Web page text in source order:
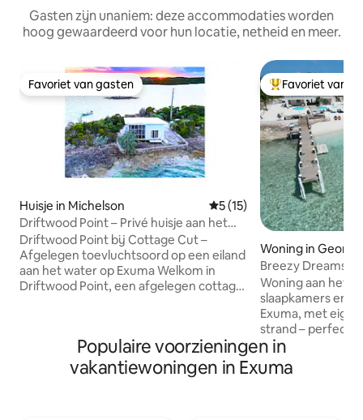
Gasten zijn unaniem: deze accommodaties worden
hoog gewaardeerd voor hun locatie, netheid en meer.
Favoriet van gasten
Favoriet van gasten
Huisje in Michelson Gemiddelde beoordeling
5 (15)
Driftwood Point – Privé huisje aan het
water, Exuma
Driftwood Point bij Cottage Cut –
Afgelegen toevluchtsoord op een eiland
aan het water op Exuma Welkom in
Driftwood Point, een afgelegen cottage
eiland is de perfecte plek voor koppels
of kleine gezinnen die op zoek zijn naar
een rustig toevluchtsoord. Geniet van
Topfavoriet van
Favoriet van
Woning in
Breezy Dreams,
en dok
Woning aan het
slaapkamers en
Exuma, met
strand – perfect
slechts 10
dicht bij
comfort dankzij
Populaire voorzieningen in
vakantiewoningen in Exuma